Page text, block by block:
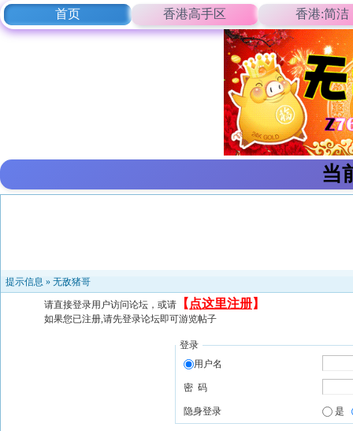
首页 香港高手区 香港:简洁
当
提示信息 » 无敌猪哥
请直接登录用户访问论坛，或请 【 点这里注册】
如果您已注册,请先登录论坛即可游览帖子
登录
用户名
密 码
隐身登录 是